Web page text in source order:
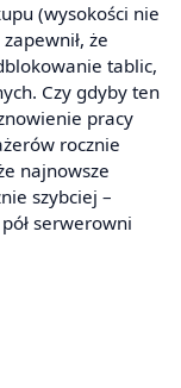
(wysokości nie
że
tablic,
Czy gdyby ten
pracy
rocznie
najnowsze
szybciej –
serwerowni